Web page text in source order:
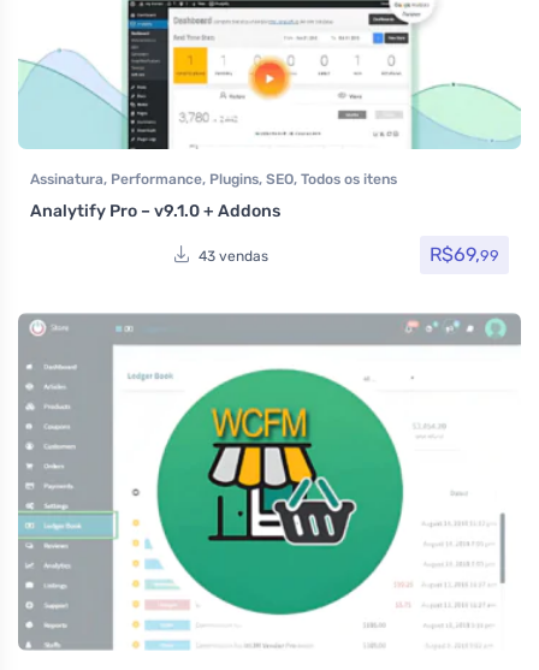
Assinatura, Performance, Plugins, SEO, Todos os itens
Analytify Pro – v9.1.0 + Addons
43 vendas R$69,99